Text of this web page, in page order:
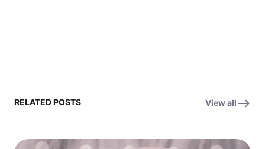
RELATED POSTS View all